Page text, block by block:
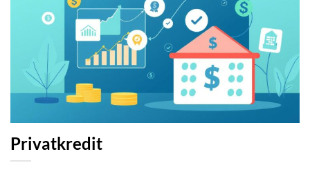
Privatkredit